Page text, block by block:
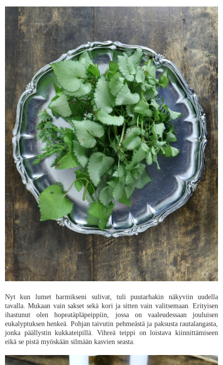
Nyt kun lumet harmikseni sulivat, tuli puutarhakin näkyviin uudella
tavalla. Mukaan vain sakset sekä kori ja sitten vain valitsemaan. Erityisen
ihastunut olen hopeatäpläpeippiin, jossa on vaaleudessaan jouluisen
eukalyptuksen henkeä. Pohjan taivutin pehmeästä ja paksusta rautalangasta,
jonka päällystin kukkateipillä. Vihreä teippi on loistava kiinnittämiseen
eikä se pistä myöskään silmään kasvien seasta.